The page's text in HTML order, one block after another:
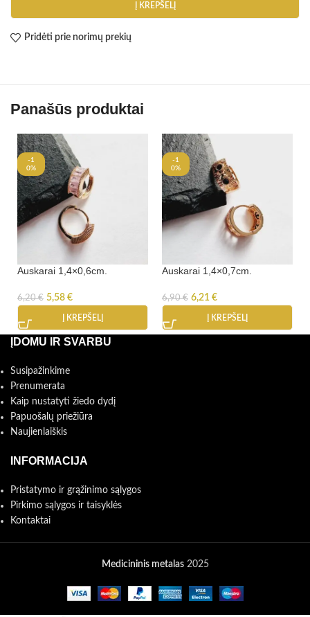
Į KREPŠELĮ
Pridėti prie norimų prekių
Panašūs produktai
-1
0%
Auskarai 1,4×0,6cm.
6,20€ 5,58 €
Į KREPŠELĮ
-1
0%
Auskarai 1,4×0,7cm.
6,90€ 6,21 €
Į KREPŠELĮ
ĮDOMU IR SVARBU
Susipažinkime
Prenumerata
Kaip nustatyti žiedo dydį
Papuošalų priežiūra
Naujienlaiškis
INFORMACIJA
Pristatymo ir grąžinimo sąlygos
Pirkimo sąlygos ir taisyklės
Kontaktai
Medicininis metalas2025